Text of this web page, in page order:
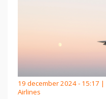
19 december 2024 - 15:17 |
Airlines